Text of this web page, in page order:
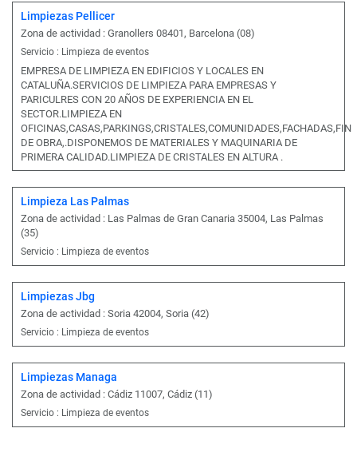
Limpiezas Pellicer
Zona de actividad : Granollers 08401, Barcelona (08)
Servicio : Limpieza de eventos
EMPRESA DE LIMPIEZA EN EDIFICIOS Y LOCALES EN
CATALUÑA.SERVICIOS DE LIMPIEZA PARA EMPRESAS Y
PARICULRES CON 20 AÑOS DE EXPERIENCIA EN EL
SECTOR.LIMPIEZA EN
OFICINAS,CASAS,PARKINGS,CRISTALES,COMUNIDADES,FACHADAS,FIN
DE OBRA,.DISPONEMOS DE MATERIALES Y MAQUINARIA DE
PRIMERA CALIDAD.LIMPIEZA DE CRISTALES EN ALTURA .
Limpieza Las Palmas
Zona de actividad : Las Palmas de Gran Canaria 35004, Las Palmas
(35)
Servicio : Limpieza de eventos
Limpiezas Jbg
Zona de actividad : Soria 42004, Soria (42)
Servicio : Limpieza de eventos
Limpiezas Managa
Zona de actividad : Cádiz 11007, Cádiz (11)
Servicio : Limpieza de eventos